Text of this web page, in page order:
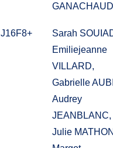
GANACHAUD
J16F8+
Sarah
Emiliejeanne
VILLARD,
Gabrielle
Audrey
JEANBLANC,
Julie